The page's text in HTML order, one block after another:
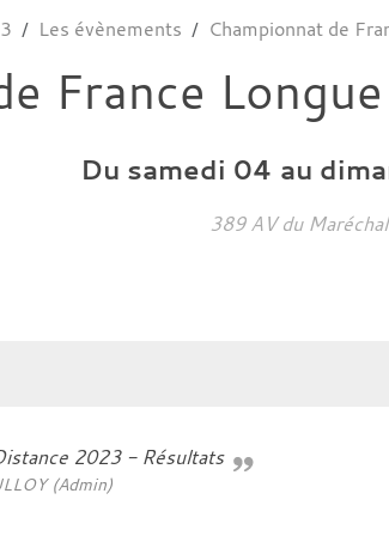
Les évènements Championnat de
France
Du samedi 04 au
389 AV du
2023 - Résultats
(Admin)